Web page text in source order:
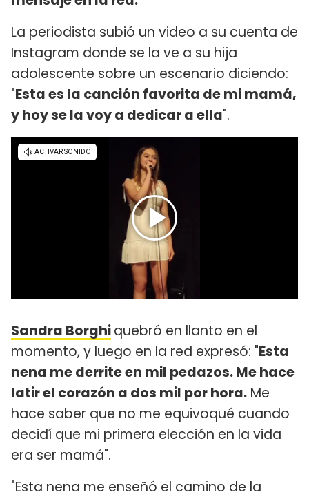
La periodista subió un video a su cuenta de
Instagram donde se la ve a su hija
adolescente sobre un escenario diciendo:
"Esta es la canción favorita de mi mamá,
y hoy se la voy a dedicar a ella".
Sandra Borghiquebró en llanto en el
momento, y luego en la red expresó: "Esta
nena me derrite en mil pedazos. Me hace
latir el corazón a dos mil por hora. Me
hace saber que no me equivoqué cuando
decidí que mi primera elección en la vida
era ser mamá".
"Esta nena me enseñó el camino de la